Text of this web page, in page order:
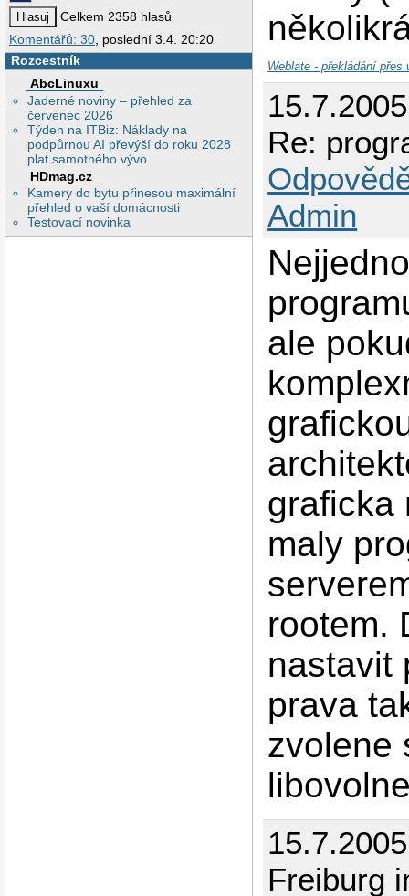
Celkem 2358 hlasů
Komentářů: 30, poslední 3.4. 20:20
Rozcestník
AbcLinuxu
Jaderné noviny – přehled za
červenec 2026
Týden na ITBiz: Náklady na
podpůrnou AI převýší do roku 2028
plat samotného vývo
HDmag.cz
Kamery do bytu přinesou maximální
přehled o vaší domácnosti
Testovací novinka
Weblate - překládání přes
Re:
Admin
ale
graficka
maly
rootem.
nastavit
prava
zvolene
Freiburg